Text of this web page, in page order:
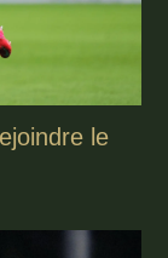
le